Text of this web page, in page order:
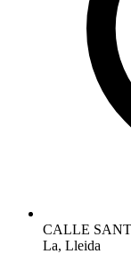
CALLE SANT
La, Lleida